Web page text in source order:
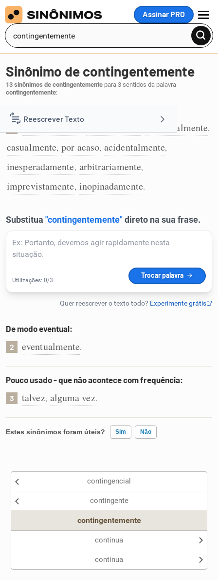
Assinar PRO
MENU
Reescrever Texto
Resumir Texto
Corrigir Texto
Humanizador de IA
Cata-letras
Dicionário
Sinônimos
Sinônimo de contingentemente
13 sinônimos de contingentemente para 3 sentidos da palavra
contingentemente:
De modo aleatório:
ocasionalmente,
casualmente, por acaso, acidentalmente,
inesperadamente, arbitrariamente,
imprevistamente, inopinadamente.
De modo eventual:
2 eventualmente.
Pouco usado - que não acontece com frequência:
3 talvez, alguma vez.
Estes sinônimos foram úteis? Sim Não
Nenhum dos sinônimos apresentados me ajudou
contingencial
contingente
contingentemente
continua
contínua